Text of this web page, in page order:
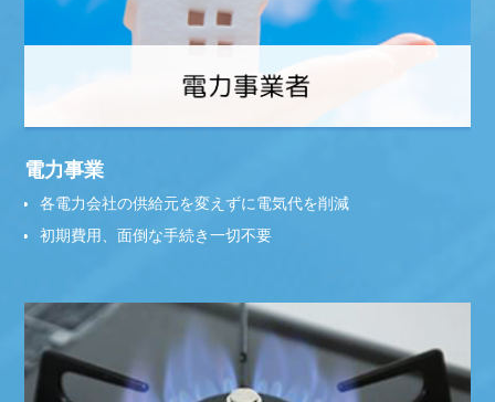
電力事業
各電力会社の供給元を変えずに電気代を削減
初期費用、面倒な手続き一切不要